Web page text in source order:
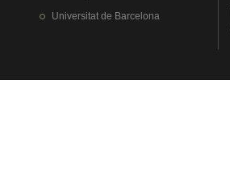
Universitat de Barcelona